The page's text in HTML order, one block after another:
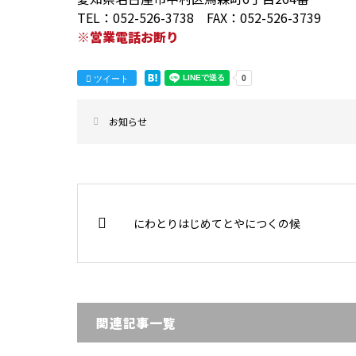
TEL：052-526-3738 FAX：052-526-3739
※営業電話お断り
ツイート
お知らせ
にわとりはじめてとやにつくの候
関連記事一覧